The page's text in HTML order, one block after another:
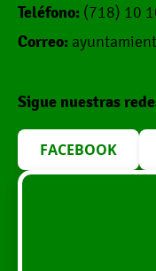
Teléfono: (718) 10
Correo:
Sigue nuestras
FACEBOOK